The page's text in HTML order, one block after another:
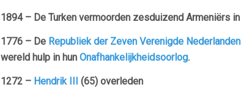
1894 – De Turken vermoorden zesduizend Armeniërs in
1776 – De Republiek der Zeven Verenigde Nederlanden
wereld hulp in hun Onafhankelijkheidsoorlog.
1272 – Hendrik III (65) overleden